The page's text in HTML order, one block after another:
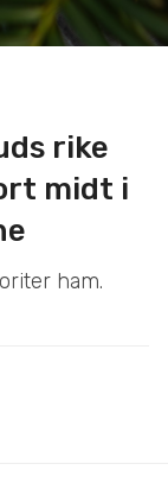
rike
midt i
ham.